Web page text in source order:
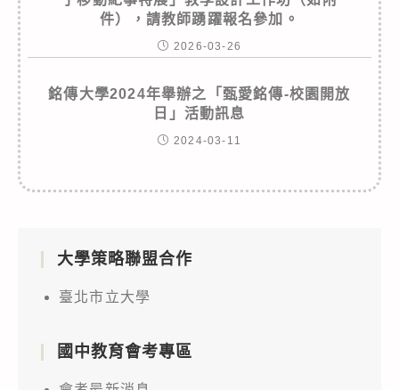
件），請教師踴躍報名參加。
2026-03-26
銘傳大學2024年舉辦之「甄愛銘傳-校園開放
日」活動訊息
2024-03-11
大學策略聯盟合作
臺北市立大學
國中教育會考專區